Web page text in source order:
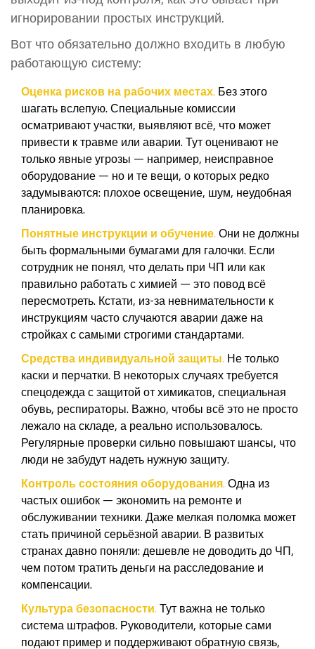
игнорировании простых инструкций.
Вот что обязательно должно входить в любую
работающую систему:
Оценка рисков на рабочих местах. Без этого
шагать вслепую. Специальные комиссии
осматривают участки, выявляют всё, что может
привести к травме или аварии. Тут оценивают не
только явные угрозы — например, неисправное
оборудование — но и те вещи, о которых редко
задумываются: плохое освещение, шум, неудобная
планировка.
Понятные инструкции и обучение. Они не должны
быть формальными бумагами для галочки. Если
сотрудник не понял, что делать при ЧП или как
правильно работать с химией — это повод всё
пересмотреть. Кстати, из-за невнимательности к
инструкциям часто случаются аварии даже на
стройках с самыми строгими стандартами.
Средства индивидуальной защиты. Не только
каски и перчатки. В некоторых случаях требуется
спецодежда с защитой от химикатов, специальная
обувь, респираторы. Важно, чтобы всё это не просто
лежало на складе, а реально использовалось.
Регулярные проверки сильно повышают шансы, что
люди не забудут надеть нужную защиту.
Контроль состояния оборудования. Одна из
частых ошибок — экономить на ремонте и
обслуживании техники. Даже мелкая поломка может
стать причиной серьёзной аварии. В развитых
странах давно поняли: дешевле не доводить до ЧП,
чем потом тратить деньги на расследование и
компенсации.
Культура безопасности. Тут важна не только
система штрафов. Руководители, которые сами
подают пример и поддерживают обратную связь,